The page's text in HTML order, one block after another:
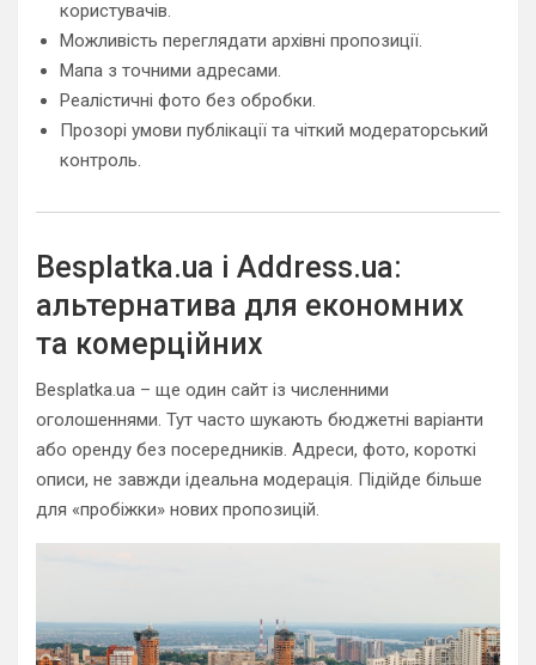
користувачів.
Можливість переглядати архівні пропозиції.
Мапа з точними адресами.
Реалістичні фото без обробки.
Прозорі умови публікації та чіткий модераторський
контроль.
Besplatka.ua і Address.ua:
альтернатива для економних
та комерційних
Besplatka.ua – ще один сайт із численними
оголошеннями. Тут часто шукають бюджетні варіанти
або оренду без посередників. Адреси, фото, короткі
описи, не завжди ідеальна модерація. Підійде більше
для «пробіжки» нових пропозицій.